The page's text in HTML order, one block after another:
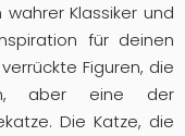
Klassiker und
für deinen
Figuren, die
aber eine der
Die Katze, die